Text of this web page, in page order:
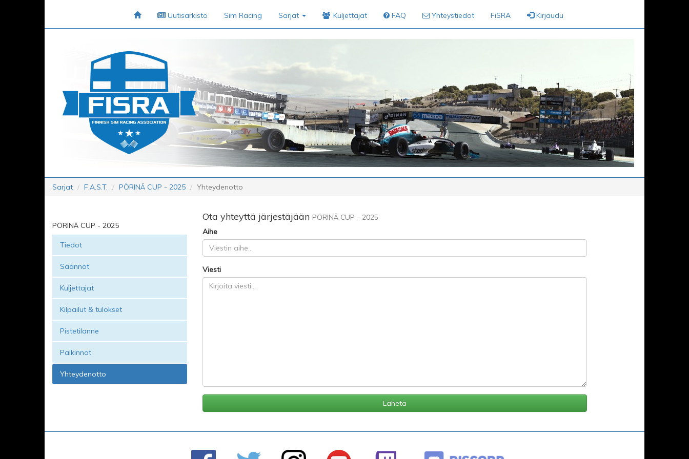
Uutisarkisto Sim Racing Sarjat Kuljettajat FAQ Yhteystiedot FiSRA Kirjaudu
Sarjat F.A.S.T. PÖRINÄ CUP - 2025 Yhteydenotto
PÖRINÄ CUP - 2025
Tiedot
Säännöt
Kuljettajat
Kilpailut & tulokset
Pistetilanne
Palkinnot
Yhteydenotto
Ota yhteyttä järjestäjään PÖRINÄ CUP - 2025
Aihe
Viesti
Lähetä